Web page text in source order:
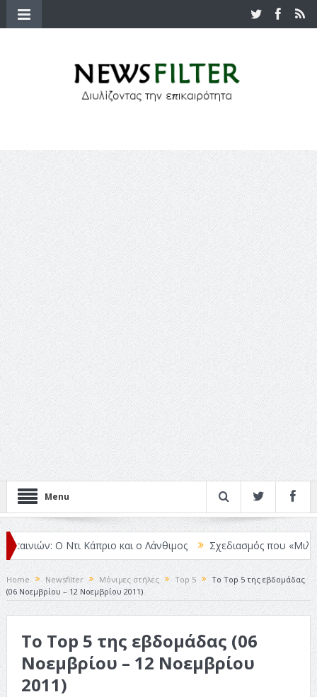
Menu
Ο Ντι Κάπριο και ο Λάνθιμος Σχεδιασμός που «Μιλάει»
Home Newsfilter Μόνιμες στήλες Top 5
Το Top 5 της εβδομάδας
(06 Νοεμβρίου – 12 Νοεμβρίου 2011)
Το Top 5 της εβδομάδας (06
Νοεμβρίου – 12 Νοεμβρίου
2011)